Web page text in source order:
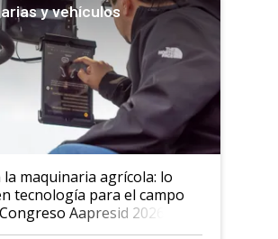
y vehículos
la maquinaria agrícola: lo
tecnología para el campo
Aapresid 2026